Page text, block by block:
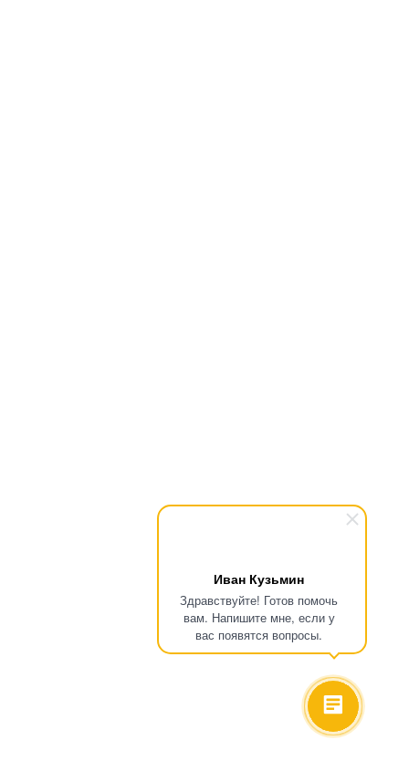
Иван Кузьмин
Здравствуйте! Готов помочь
вам. Напишите мне, если у
вас появятся вопросы.